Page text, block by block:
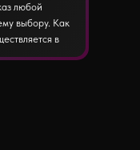
любой
выбору. Как
в